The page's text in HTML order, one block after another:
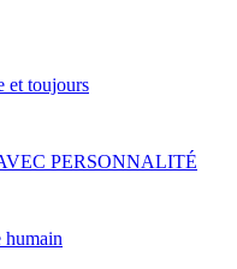
et toujours
PERSONNALITÉ
humain